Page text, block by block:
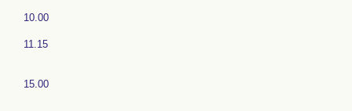
10.00
11.15
15.00